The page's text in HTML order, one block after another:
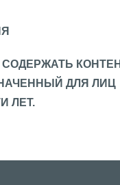
ДЛЯ ЛИЦ
ЛЕТ.